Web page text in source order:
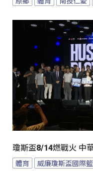
瓊斯盃8/14燃戰火 中
體育 威廉瓊斯盃國際